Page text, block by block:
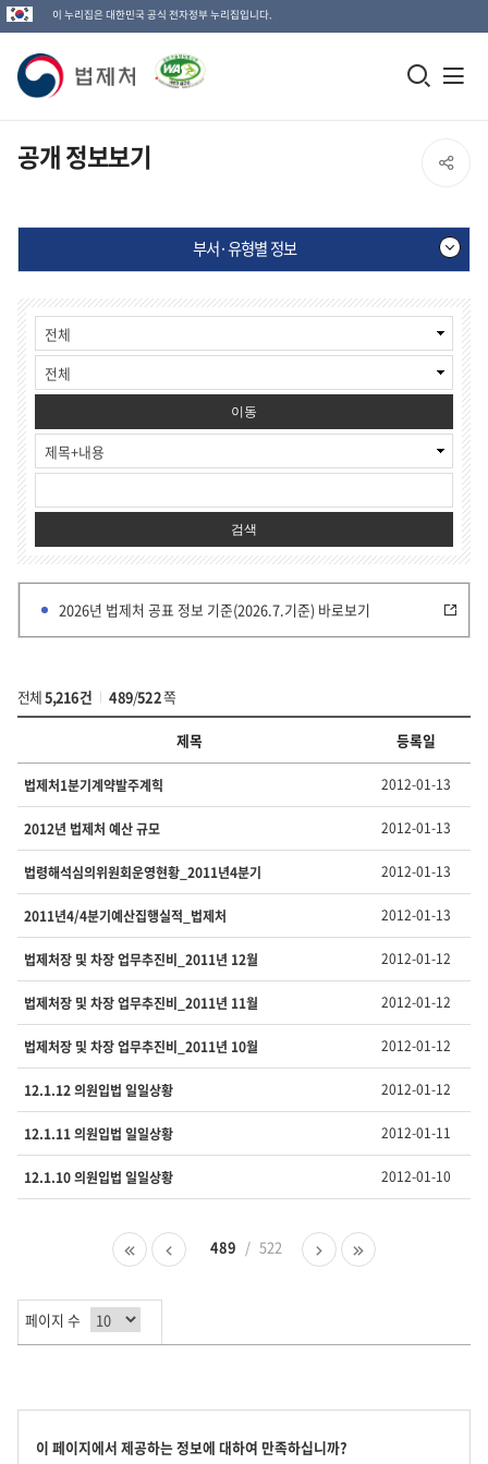
이 누리집은 대한민국 공식 전자정부 누리집입니다.
법
제
처
고
모
기
공개 정보보기 SNS
유
열
기
부서·유형별 정보
부
서
·
유
형
별
정
보
게
시
물
검
색
이동
검색
2026년 법제처 공표 정보 기준(2026.7.기준) 바로보기
전체5,216건 489/522쪽
서
·
유
형
별
정
보
의
번
호,
제
목,
담
당
부
유
형,
록
를
제
공
다.
제목 등록일
법제처1분기계약발주계힉 2012-01-13
2012년 법제처 예산 규모 2012-01-13
법령해석심의위원회운영현황_2011년4분기 2012-01-13
2011년4/4분기예산집행실적_법제처 2012-01-13
법제처장 및 차장 업무추진비_2011년 12월 2012-01-12
법제처장 및 차장 업무추진비_2011년 11월 2012-01-12
법제처장 및 차장 업무추진비_2011년 10월 2012-01-12
12.1.12 의원입법 일일상황 2012-01-12
12.1.11 의원입법 일일상황 2012-01-11
12.1.10 의원입법 일일상황 2012-01-10
첫
페
지
이
전
489 522
다
음
마
지
지
페이지 수
콘
이 페이지에서 제공하는 정보에 대하여 만족하십니까?